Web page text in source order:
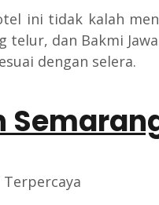
ini tidak kalah
telur, dan Bakmi
dengan selera.